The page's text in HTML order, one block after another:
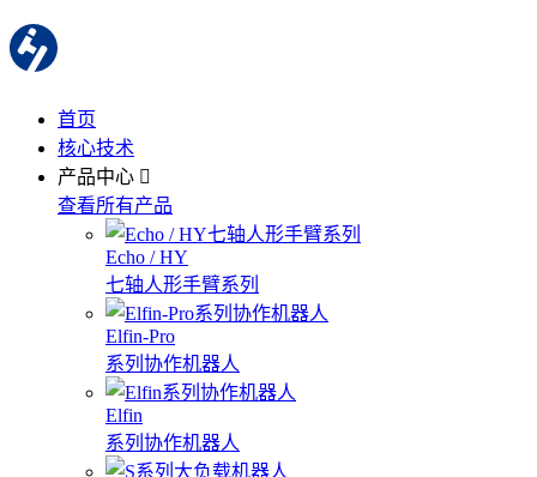
首页
核心技术
产品中心
查看所有产品
Echo / HY
七轴人形手臂系列
Elfin-Pro
系列协作机器人
Elfin
系列协作机器人